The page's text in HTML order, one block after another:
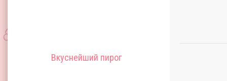
Вкуснейший пирог